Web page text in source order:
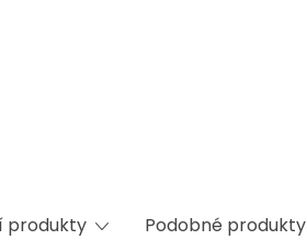
produkty Podobné produkty